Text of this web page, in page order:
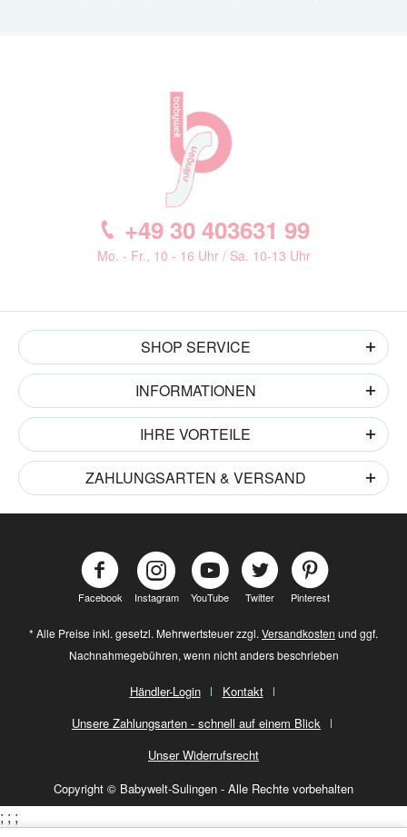
+49 30 403631 99
Mo. - Fr., 10 - 16 Uhr / Sa. 10-13 Uhr
SHOP SERVICE
INFORMATIONEN
IHRE VORTEILE
ZAHLUNGSARTEN & VERSAND
Facebook Instagram YouTube Twitter Pinterest
* Alle Preise inkl. gesetzl. Mehrwertsteuer zzgl. Versandkosten und ggf.
Nachnahmegebühren, wenn nicht anders beschrieben
Händler-Login
Kontakt
Unsere Zahlungsarten - schnell auf einem Blick
Unser Widerrufsrecht
Copyright © Babywelt-Sulingen - Alle Rechte vorbehalten
; ; ;